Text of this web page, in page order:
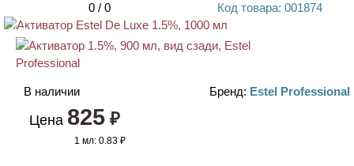
0 / 0 Код товара: 001874
ХИТ
В наличии Бренд: Estel Professional
Цена 825₽
1 мл:0.83 ₽